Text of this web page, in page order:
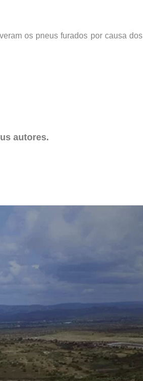
os pneus furados por causa dos
autores.